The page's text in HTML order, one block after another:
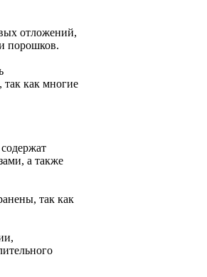
отложений,
порошков.
как многие
а также
так как